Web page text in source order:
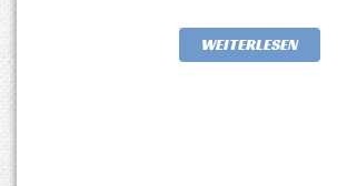
WEITERLESEN